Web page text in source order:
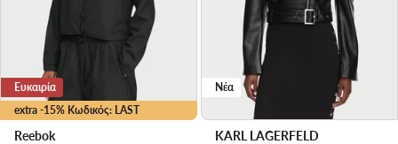
extra -15% Κωδικός: LAST
Ευκαιρία
Reebok
Νέα
KARL LAGERFELD